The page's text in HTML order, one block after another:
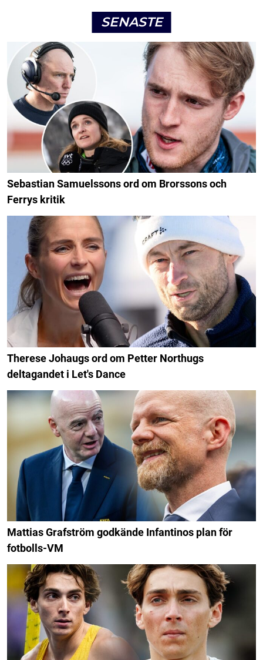
SENASTE
Sebastian Samuelssons ord om Brorssons och
Ferrys kritik
Therese Johaugs ord om Petter Northugs
deltagandet i Let's Dance
Mattias Grafström godkände Infantinos plan för
fotbolls-VM